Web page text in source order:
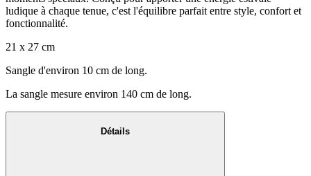
ludique à chaque tenue, c'est l'équilibre parfait entre style, confort et
fonctionnalité.
21 x 27 cm
Sangle d'environ 10 cm de long.
La sangle mesure environ 140 cm de long.
Détails